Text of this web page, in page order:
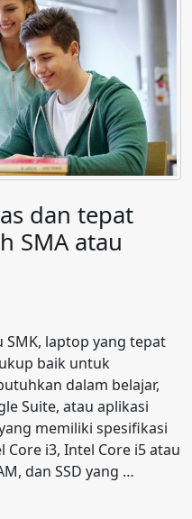
dan tepat
SMA atau
SMK, laptop yang tepat
baik untuk
dalam belajar,
Suite, atau aplikasi
memiliki spesifikasi
i3, Intel Core i5 atau
dan SSD yang …